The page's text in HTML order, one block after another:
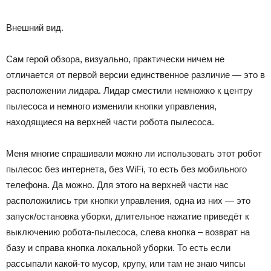
Внешний вид.
Сам герой обзора, визуально, практически ничем не
отличается от первой версии единственное различие — это в
расположении лидара. Лидар сместили немножко к центру
пылесоса и немного изменили кнопки управления,
находящиеся на верхней части робота пылесоса.
Меня многие спрашивали можно ли использовать этот робот
пылесос без интернета, без WiFi, то есть без мобильного
телефона. Да можно. Для этого на верхней части нас
расположились три кнопки управления, одна из них — это
запуск/остановка уборки, длительное нажатие приведёт к
выключению робота-пылесоса, слева кнопка – возврат на
базу и справа кнопка локальной уборки. То есть если
рассыпали какой-то мусор, крупу, или там не знаю чипсы